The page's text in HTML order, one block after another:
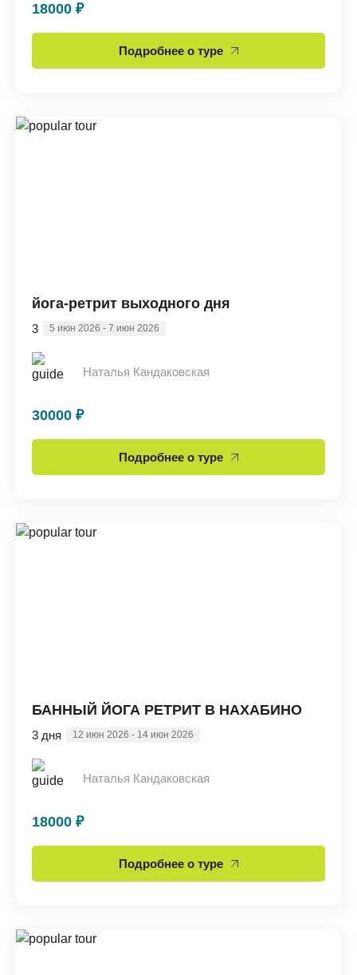
18000 ₽
Подробнее о туре
йога-ретрит выходного дня
3 5 июн 2026 - 7 июн 2026
Наталья Кандаковская
30000 ₽
Подробнее о туре
БАННЫЙ ЙОГА РЕТРИТ В НАХАБИНО
3 дня 12 июн 2026 - 14 июн 2026
Наталья Кандаковская
18000 ₽
Подробнее о туре